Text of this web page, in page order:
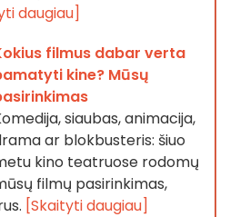
daugiau]
filmus dabar verta
kine? Mūsų
siaubas, animacija,
ar blokbusteris: šiuo
kino teatruose rodomų
filmų pasirinkimas,
[Skaityti daugiau]